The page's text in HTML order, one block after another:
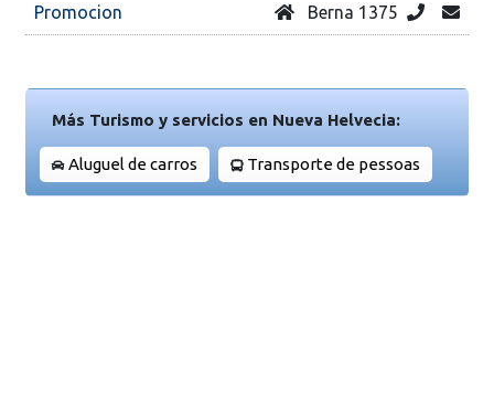
Promocion Berna 1375
Más Turismo y servicios en Nueva Helvecia:
Aluguel de carros Transporte de pessoas